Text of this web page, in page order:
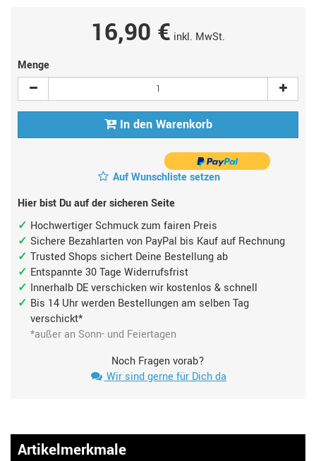
16,90 € inkl. MwSt.
Menge
In den Warenkorb
Auf Wunschliste setzen
Hier bist Du auf der sicheren Seite
Hochwertiger Schmuck zum fairen Preis
Sichere Bezahlarten von PayPal bis Kauf auf Rechnung
Trusted Shops sichert Deine Bestellung ab
Entspannte 30 Tage Widerrufsfrist
Innerhalb DE verschicken wir kostenlos & schnell
Bis 14 Uhr werden Bestellungen am selben Tag
verschickt*
*außer an Sonn- und Feiertagen
Noch Fragen vorab?
Wir sind gerne für Dich da
Artikelmerkmale